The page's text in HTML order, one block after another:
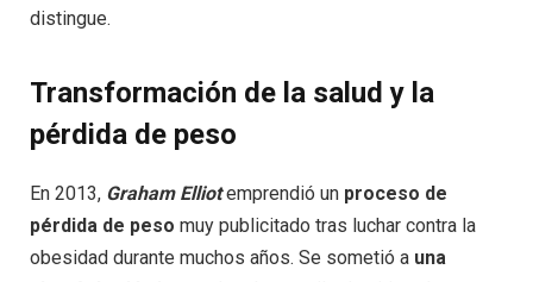
distingue.
Transformación de la salud y la
pérdida de peso
En 2013, Graham Elliotemprendió un proceso de
pérdida de peso muy publicitado tras luchar contra la
obesidad durante muchos años. Se sometió a una